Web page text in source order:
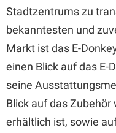
Stadtzentrums zu
bekanntesten und
Markt ist das E-
einen Blick auf das E-
seine
Blick auf das
erhältlich ist, sowie